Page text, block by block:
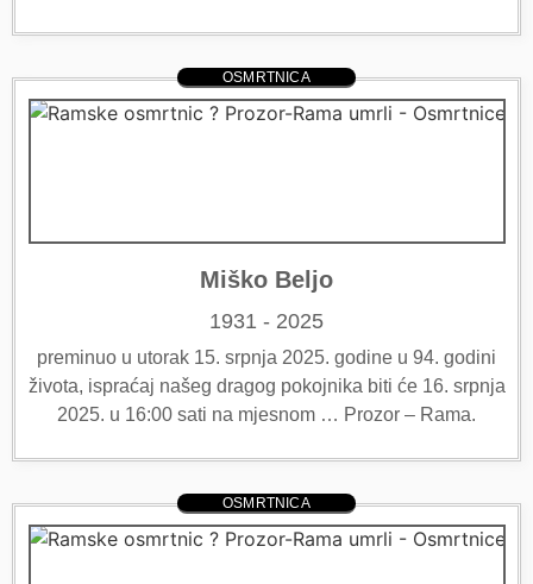
OSMRTNICA
Miško Beljo
1931 - 2025
preminuo u utorak 15. srpnja 2025. godine u 94. godini
života, ispraćaj našeg dragog pokojnika biti će 16. srpnja
2025. u 16:00 sati na mjesnom … Prozor – Rama.
OSMRTNICA